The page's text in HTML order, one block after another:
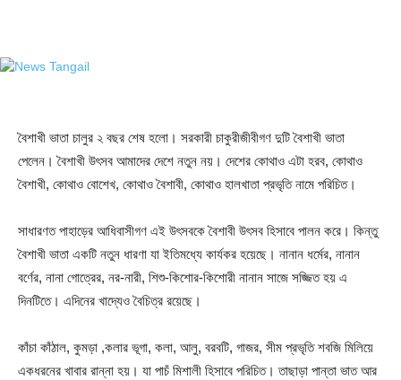
বৈশাখী ভাতা চালুর ২ বছর শেষ হলো। সরকারী চাকুরীজীবীগণ দুটি বৈশাখী ভাতা
পেলেন। বৈশাখী উৎসব আমাদের দেশে নতুন নয়। দেশের কোথাও এটা হরব, কোথাও
বৈশাখী, কোথাও বোশেখ, কোথাও বৈশাবী, কোথাও হালখাতা প্রভৃতি নামে পরিচিত।
সাধারণত পাহাড়ের আধিবাসীগণ এই উৎসবকে বৈশাবী উৎসব হিসাবে পালন করে। কিন্তু
বৈশাখী ভাতা একটি নতুন ধারণা যা ইতিমধ্যে কার্যকর হয়েছে। নানান ধর্মের, নানান
বর্ণের, নানা গোত্রের, নর-নারী, শিশু-কিশোর-কিশোরী নানান সাজে সজ্জিত হয় এ
দিনটিতে। এদিনের খাদ্যেও বৈচিত্র রয়েছে।
কাঁচা কাঁঠাল, কুমড়া ,কলার ভূগা, কলা, আলু, বরবটি, গাজর, সীম প্রভৃতি শবজি মিলিয়ে
একধরনের খাবার রান্না হয়। যা পাচঁ মিশালী হিসাবে পরিচিত। তাছাড়া পান্তা ভাত আর